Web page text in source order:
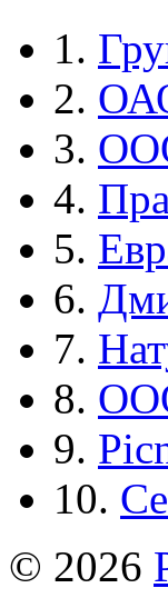
1.
2.
3.
4.
5.
6.
7.
8.
9.
10.
© 2026